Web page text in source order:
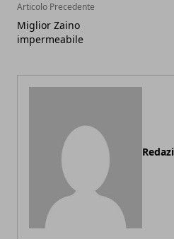
Articolo Precedente
Miglior Zaino
impermeabile